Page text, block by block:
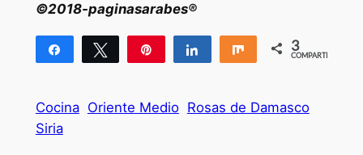
©2018-paginasarabes®
Compartir Twittear Compartir Compartir
3
COMPARTIR
Cocina Oriente Medio Rosas de Damasco
Siria